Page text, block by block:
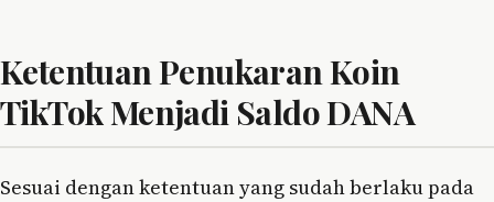
Ketentuan Penukaran Koin
TikTok Menjadi Saldo DANA
Sesuai dengan ketentuan yang sudah berlaku pada